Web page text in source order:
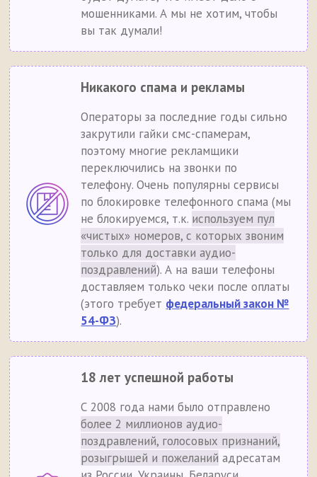
мошенниками. А мы не хотим, чтобы
вы так думали!
Никакого спама и рекламы
Операторы за последние годы сильно
закрутили гайки смс-спамерам,
поэтому многие рекламщики
переключились на звонки по
телефону. Очень популярны сервисы
по блокировке телефонного спама (мы
не блокируемся, т.к. используем пул
«чистых» номеров, с которых звоним
только для доставки аудио-
поздравлений). А на ваши телефоны
доставляем только чеки после оплаты
(этого требует федеральный закон №
54-ФЗ).
18 лет успешной работы
С 2008 года нами было отправлено
более 2 миллионов аудио-
поздравлений, голосовых признаний,
розыгрышей и пожеланий адресатам